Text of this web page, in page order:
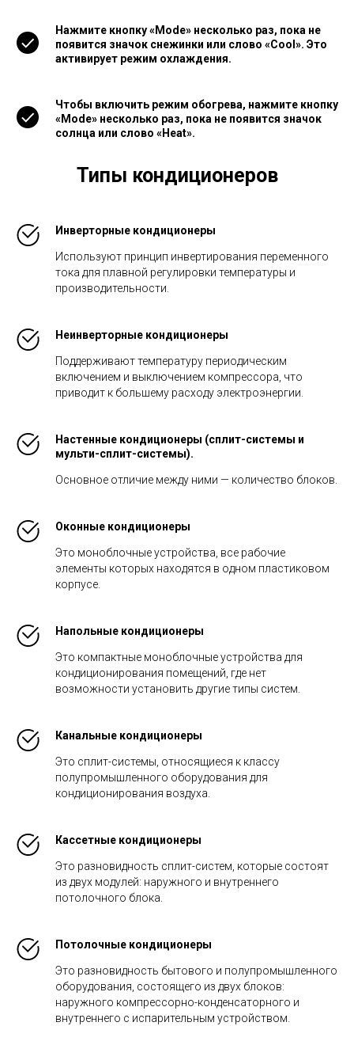
Нажмите кнопку «Mode» несколько раз, пока не
появится значок снежинки или слово «Cool». Это
активирует режим охлаждения.
Чтобы включить режим обогрева, нажмите кнопку
«Mode» несколько раз, пока не появится значок
солнца или слово «Heat».
Типы кондиционеров
Инверторные кондиционеры
Используют принцип инвертирования переменного
тока для плавной регулировки температуры и
производительности.
Неинверторные кондиционеры
Поддерживают температуру периодическим
включением и выключением компрессора, что
приводит к большему расходу электроэнергии.
Настенные кондиционеры (сплит-системы и
мульти-сплит-системы).
Основное отличие между ними — количество блоков.
Оконные кондиционеры
Это моноблочные устройства, все рабочие
элементы которых находятся в одном пластиковом
корпусе.
Напольные кондиционеры
Это компактные моноблочные устройства для
кондиционирования помещений, где нет
возможности установить другие типы систем.
Канальные кондиционеры
Это сплит-системы, относящиеся к классу
полупромышленного оборудования для
кондиционирования воздуха.
Кассетные кондиционеры
Это разновидность сплит-систем, которые состоят
из двух модулей: наружного и внутреннего
потолочного блока.
Потолочные кондиционеры
Это разновидность бытового и полупромышленного
оборудования, состоящего из двух блоков:
наружного компрессорно-конденсаторного и
внутреннего с испарительным устройством.